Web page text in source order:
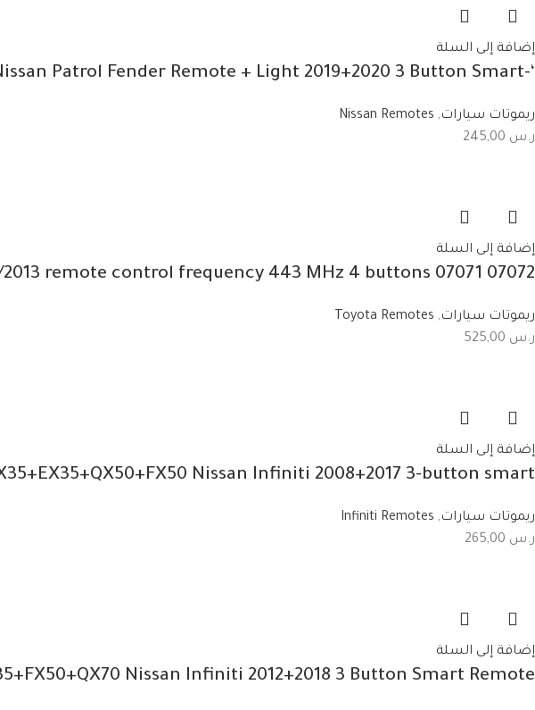
إضافة إلى السلة
‘-285E3-9UF1B Nissan Patrol Fender Remote + Light 2019+2020 3 Button Smart
ريموتات سيارات,
Nissan Remotes
ر.س
إضافة إلى السلة
07072 07071 Toyota Avalon 2010/2013 remote control frequency 443 MHz 4 buttons
ريموتات سيارات,
Toyota Remotes
ر.س
إضافة إلى السلة
Nissan Infiniti 2008+2017 3-button smart
ريموتات سيارات,
Infiniti Remotes
ر.س
إضافة إلى السلة
Nissan Infiniti 2012+2018 3 Button Smart Remote